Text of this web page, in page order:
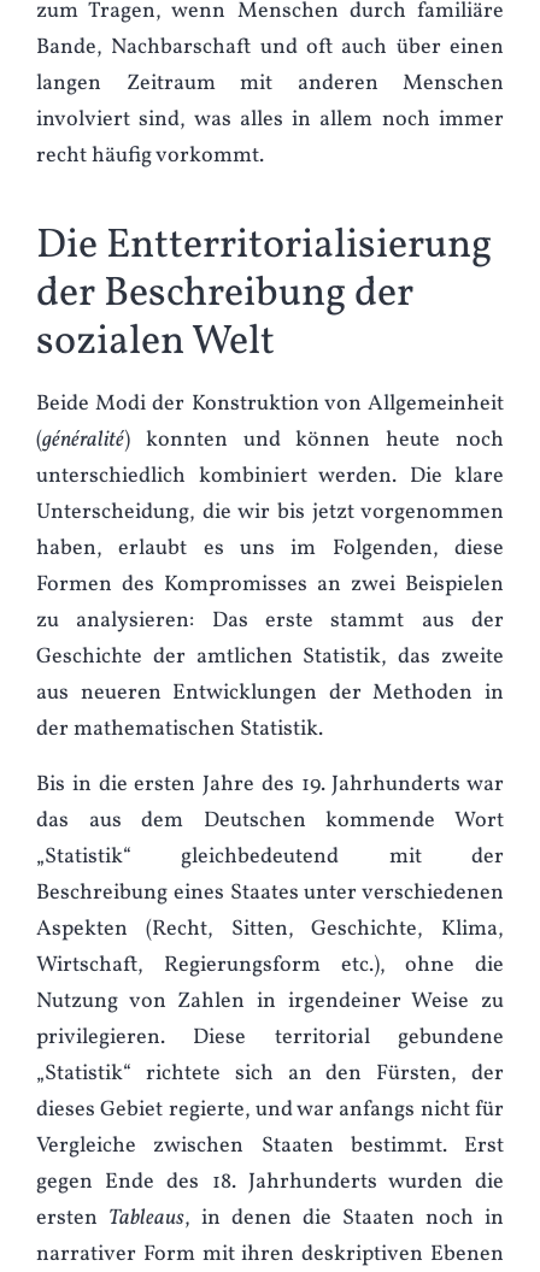
zum Tragen, wenn Menschen durch familiäre
Bande, Nachbarschaft und oft auch über einen
langen Zeitraum mit anderen Menschen
involviert sind, was alles in allem noch immer
recht häufig vorkommt.
Die Entterritorialisierung
der Beschreibung der
sozialen Welt
Beide Modi der Konstruktion von Allgemeinheit
(généralité) konnten und können heute noch
unterschiedlich kombiniert werden. Die klare
Unterscheidung, die wir bis jetzt vorgenommen
haben, erlaubt es uns im Folgenden, diese
Formen des Kompromisses an zwei Beispielen
zu analysieren: Das erste stammt aus der
Geschichte der amtlichen Statistik, das zweite
aus neueren Entwicklungen der Methoden in
der mathematischen Statistik.
Bis in die ersten Jahre des 19. Jahrhunderts war
das aus dem Deutschen kommende Wort
„Statistik“ gleichbedeutend mit der
Beschreibung eines Staates unter verschiedenen
Aspekten (Recht, Sitten, Geschichte, Klima,
Wirtschaft, Regierungsform etc.), ohne die
Nutzung von Zahlen in irgendeiner Weise zu
privilegieren. Diese territorial gebundene
„Statistik“ richtete sich an den Fürsten, der
dieses Gebiet regierte, und war anfangs nicht für
Vergleiche zwischen Staaten bestimmt. Erst
gegen Ende des 18. Jahrhunderts wurden die
ersten Tableaus, in denen die Staaten noch in
narrativer Form mit ihren deskriptiven Ebenen